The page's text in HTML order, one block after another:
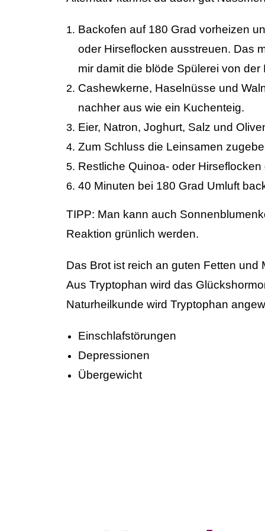
Backofen auf 180 Grad vorheizen
oder Hirseflocken ausstreuen. Das
mir damit die blöde Spülerei von der
Cashewkerne, Haselnüsse und
nachher aus wie ein Kuchenteig.
Eier, Natron, Joghurt, Salz und
Zum Schluss die Leinsamen
Restliche Quinoa- oder Hirseflocken
40 Minuten bei 180 Grad Umluft
TIPP: Man kann auch
Reaktion grünlich werden.
Das Brot ist reich an guten Fetten
Aus Tryptophan wird das
Naturheilkunde wird Tryptophan
Einschlafstörungen
Depressionen
Übergewicht